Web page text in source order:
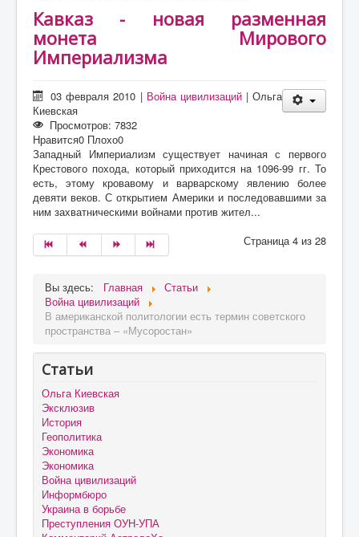
Кавказ - новая разменная
монета Мирового
Империализма
03 февраля 2010 | Война цивилизаций | Ольга
Киевская
Просмотров: 7832
Нравится0 Плохо0
Западный Империализм существует начиная с первого
Крестового похода, который приходится нa 1096-99 гг. То
есть, этому кровавому и варварскому явлению более
девяти веков. С открытием Америки и последовавшими за
ним захватническими войнами против жител...
Страница 4 из 28
Вы здесь: Главная
Статьи
Война цивилизаций
В американской политологии есть термин советского
пространства – «Мусоростан»
Статьи
Ольга Киевская
Эксклюзив
История
Геополитика
Экономика
Экономика
Война цивилизаций
Информбюро
Украина в борьбе
Преступления ОУН-УПА